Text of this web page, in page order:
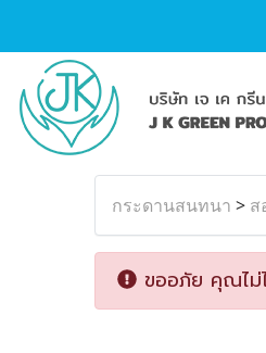
กระดานสนทนา > ส
ขออภัย คุณไม่